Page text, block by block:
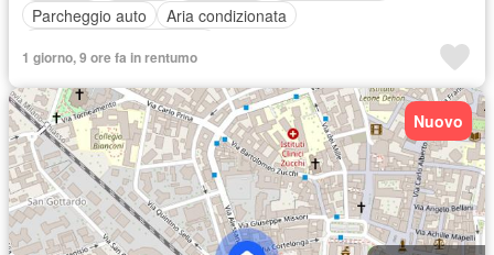
Parcheggio auto
Aria condizionata
1 giorno, 9 ore fa in rentumo
Nuovo